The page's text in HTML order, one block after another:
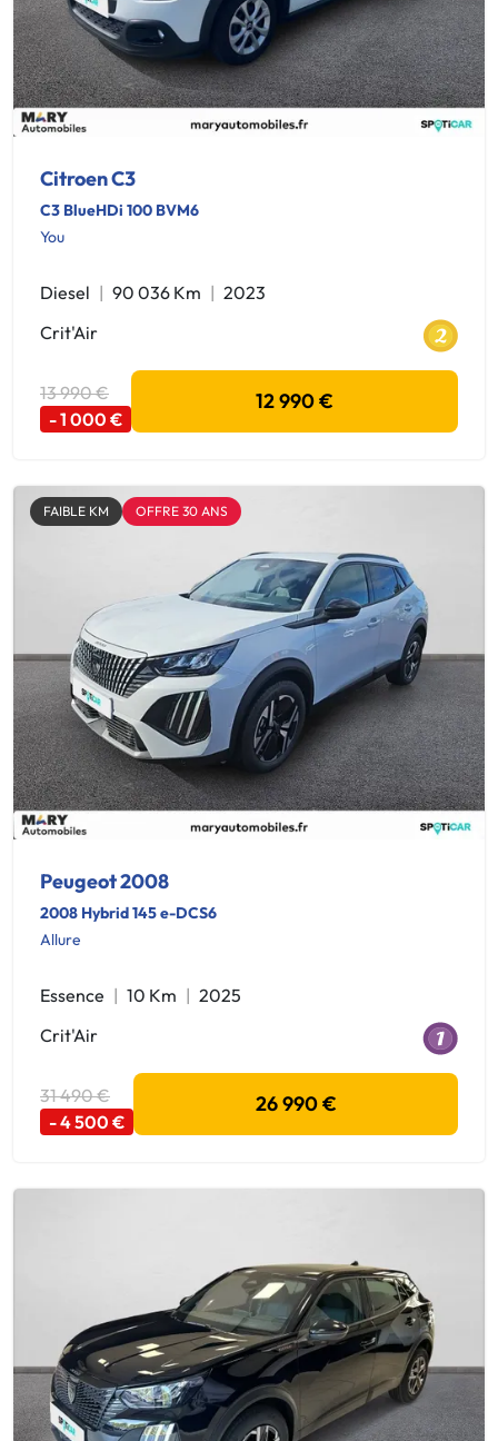
Citroen C3
C3 BlueHDi 100 BVM6
You
Diesel 90 036 Km
2023
Crit'Air
13 990 €
- 1 000 €
12 990 €
FAIBLE KM OFFRE 30 ANS
Peugeot 2008
2008 Hybrid 145 e-DCS6
Allure
Essence 10 Km
2025
Crit'Air
31 490 €
- 4 500 €
26 990 €